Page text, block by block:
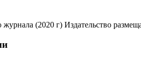
(2020 г) Издательство